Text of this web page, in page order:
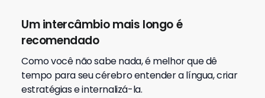
Um intercâmbio mais longo é
recomendado
Como você não sabe nada, é melhor que dê
tempo para seu cérebro entender a língua, criar
estratégias e internalizá-la.